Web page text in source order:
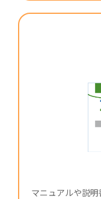
マニュアルや説